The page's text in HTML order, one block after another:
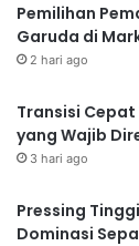
Pemilihan
Garuda di
2 hari ago
Transisi
yang Wajib
3 hari ago
Pressing
Dominasi